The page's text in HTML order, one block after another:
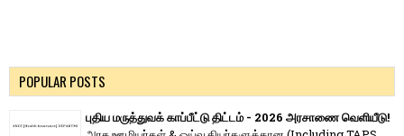
POPULAR POSTS
புதிய மருத்துவக் காப்பீட்டு திட்டம் - 2026 அரசாணை வெளியீடு!